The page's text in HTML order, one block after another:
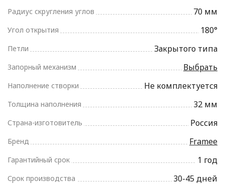
Радиус скругления углов 70 мм
Угол открытия 180°
Петли Закрытого типа
Запорный механизм Выбрать
Наполнение створки Не комплектуется
Толщина наполнения 32 мм
Страна-изготовитель Россия
Бренд Framee
Гарантийный срок 1 год
Срок производства 30-45 дней